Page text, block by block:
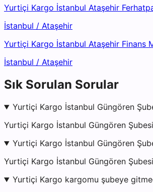
Yurtiçi Kargo İstanbul Ataşehir
İstanbul / Ataşehir
Yurtiçi Kargo İstanbul Ataşehir Finans
İstanbul / Ataşehir
Sık Sorulan Sorular
Yurtiçi Kargo İstanbul Güngören
Yurtiçi Kargo İstanbul Güngören
Yurtiçi Kargo İstanbul Güngören
Yurtiçi Kargo İstanbul Güngören
Yurtiçi Kargo kargomu şubeye